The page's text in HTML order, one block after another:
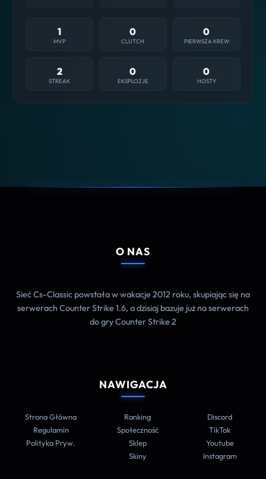
1
MVP
0
CLUTCH
0
PIERWSZA KREW
2
STREAK
0
EKSPLOZJE
0
HOSTY
O NAS
Sieć Cs-Classic powstała w wakacje 2012 roku, skupiając się na
serwerach Counter Strike 1.6, a dzisiaj bazuje już na serwerach
do gry Counter Strike 2
NAWIGACJA
Strona Główna
Regulamin
Polityka Pryw.
Ranking
Społeczność
Sklep
Skiny
Discord
TikTok
Youtube
Instagram